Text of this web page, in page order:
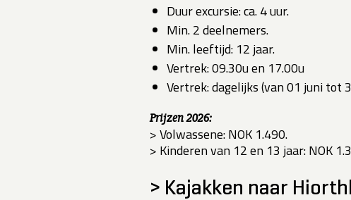
Duur excursie: ca. 4 uur.
Min. 2 deelnemers.
Min. leeftijd: 12 jaar.
Vertrek: 09.30u en 17.00u
Vertrek: dagelijks (van 01 juni tot
Prijzen 2026:
> Volwassene: NOK 1.490.
> Kinderen van 12 en 13 jaar: NOK
> Kajakken naar